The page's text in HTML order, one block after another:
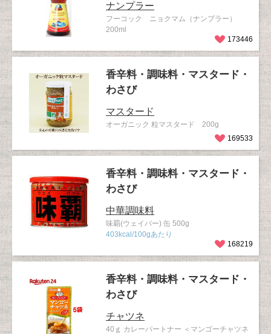
ナンプラー
フーコック ニョクマム（ナンプラー）
200ml
173446
香辛料・調味料・マスタード・
わさび
マスタード
オーガニック 粒マスタード 200g
169533
香辛料・調味料・マスタード・
わさび
中華調味料
味覇(ウェイパー) 缶 500g
403kcal/100gあたり
168219
香辛料・調味料・マスタード・
わさび
チャツネ
40ｇ カレーパートナー ＜マンゴーチャツネ